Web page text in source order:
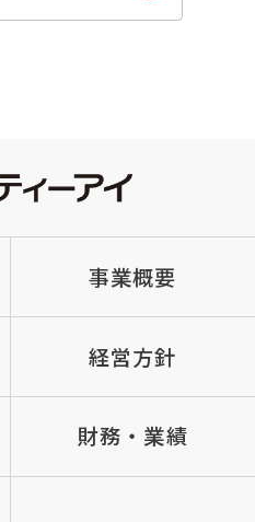
事業概要
経営方針
財務・業績